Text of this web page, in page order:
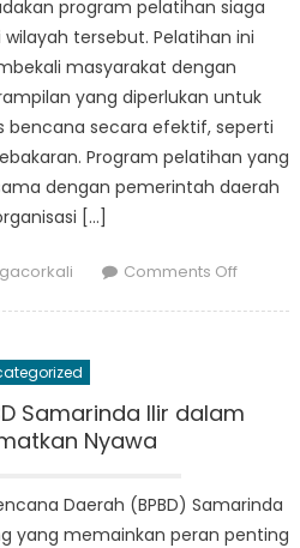
program pelatihan siaga
tersebut. Pelatihan ini
masyarakat dengan
yang diperlukan untuk
bencana secara efektif, seperti
Program pelatihan yang
dengan pemerintah daerah
[…]
Author
gacorkali Comments Offon
Warga
Samarinda Ilir dalam
Nyawa
Daerah (BPBD) Samarinda
yang memainkan peran penting